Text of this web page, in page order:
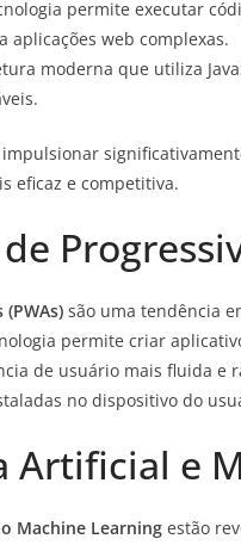
permite executar
aplicações web complexas.
moderna que utiliza
eficaz e competitiva.
são uma tendência
permite criar
de usuário mais fluida e
no dispositivo do
Artificial e
Machine Learning estão